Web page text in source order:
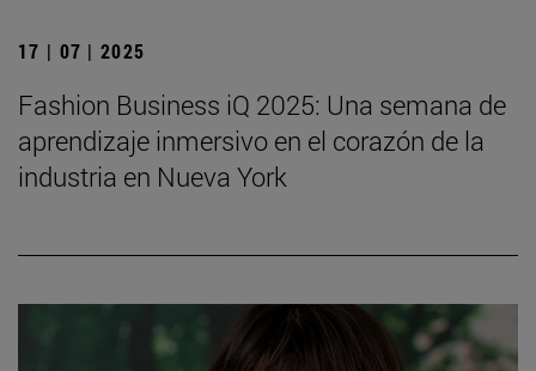
17 | 07 | 2025
Fashion Business iQ 2025: Una semana de
aprendizaje inmersivo en el corazón de la
industria en Nueva York